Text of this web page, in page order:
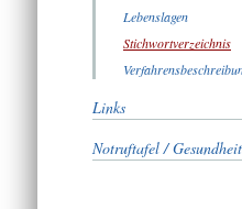
Lebenslagen
Stichwortverzeichnis
Links
Notruftafel /